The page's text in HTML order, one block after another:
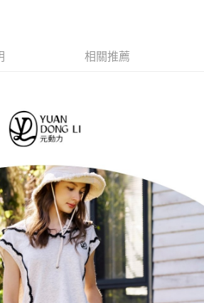
，「大哥付你分期」於每月結算日後寄送繳費提
」等通路繳費。
份有限公司」（以下簡稱本公司）所提供，讓
購買商品或服務，並由商店將買賣／分期付款
依約使用本公司帳單繳交帳款。
你分期」之契約關係目的，商店將以您的個人
）提供予台灣大哥大進項蒐集、處理及利用，
帳單所需資料之確認、核對及更正。
以下連結：
https://oppay.tw/userRule
】
務後，再付款。
流程】
確認金額後，即可完成結帳。
收到繳費通知簡訊。
天內，點擊此簡訊中的連結，可透過四大超商／
式進行付款，方視為交易完成。
下不需立刻繳費，但若您需要取消訂單，請聯絡
同意取消之訂單仍視為有效，需透過AFTEE先享
先享後付 」之結帳頁面顯示為準，若有關於
消欲退款等相關疑問，請聯繫「AFTEE先享後付
support/home
含以上)免運費
含以上)免運費
含以上)免運費
含以上)免運費
相關推薦